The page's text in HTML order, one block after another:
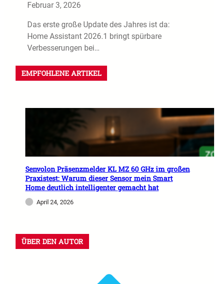
Februar 3, 2026
Das erste große Update des Jahres ist da:
Home Assistant 2026.1 bringt spürbare
Verbesserungen bei…
EMPFOHLENE ARTIKEL
Senvolon Präsenzmelder KL MZ 60 GHz im großen
Praxistest: Warum dieser Sensor mein Smart
Home deutlich intelligenter gemacht hat
April 24, 2026
ÜBER DEN AUTOR